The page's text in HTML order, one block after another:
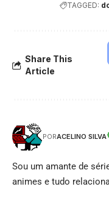
TAGGED:
Share This
Article
PORACELINO SILVA
Sou um amante de
animes e tudo